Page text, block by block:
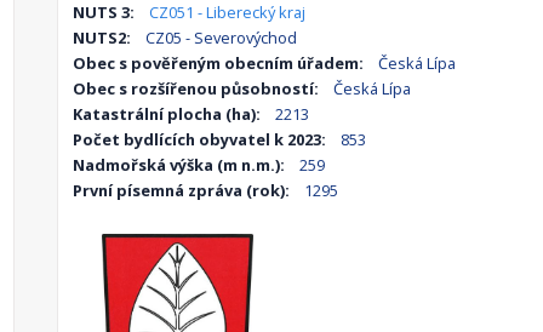
NUTS 3:
CZ051 - Liberecký kraj
NUTS2:
CZ05 - Severovýchod
Obec s pověřeným obecním úřadem:
Česká Lípa
Obec s rozšířenou působností:
Česká Lípa
Katastrální plocha (ha):
2213
Počet bydlících obyvatel k 2023:
853
Nadmořská výška (m n.m.):
259
První písemná zpráva (rok):
1295